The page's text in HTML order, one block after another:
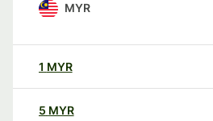
MYR
1 MYR
5 MYR